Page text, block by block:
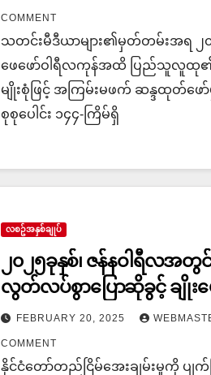
COMMENT
သတင်းမီဒီယာများ၏မှတ်တမ်းအရ ၂၀
ဖေဖော်ဝါရီလကုန်အထိ ပြည်သူလူထု၏
မျိုးစုံဖြင့် အကြမ်းမဖက် ဆန္ဒထုတ်ဖော်မှု
စုစုပေါင်း ၁၄၄-ကြိမ်ရှိ
လစဥ်အနှစ်ချုပ်
၂၀၂၅ခုနှစ်၊ ဇန်နဝါရီလအတွ
လွတ်လပ်စွာပြောဆိုခွင့် ချိုး
များFEBRUARY 20, 2025
COMMENT
နိုင်ငံတော်တည်ငြိမ်အေးချမ်းမှုကို ပျက်ပ